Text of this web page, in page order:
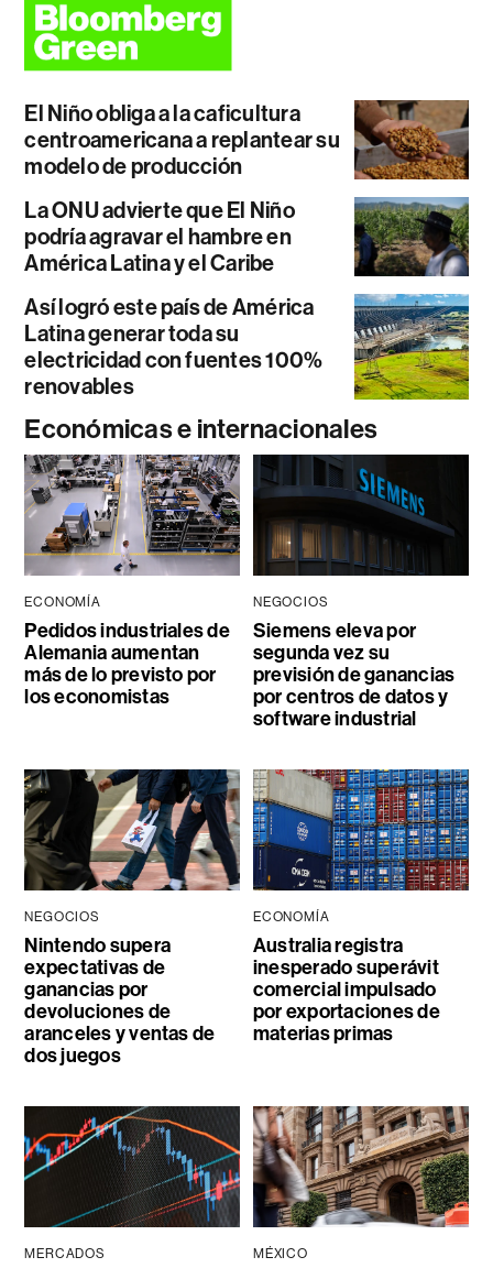
El Niño obliga a la caficultura
centroamericana a replantear su
modelo de producción
La ONU advierte que El Niño
podría agravar el hambre en
América Latina y el Caribe
Así logró este país de América
Latina generar toda su
electricidad con fuentes 100%
renovables
Económicas e internacionales
ECONOMÍA
Pedidos industriales de
Alemania aumentan
más de lo previsto por
los economistas
NEGOCIOS
Siemens eleva por
segunda vez su
previsión de ganancias
por centros de datos y
software industrial
NEGOCIOS
Nintendo supera
expectativas de
ganancias por
devoluciones de
aranceles y ventas de
dos juegos
ECONOMÍA
Australia registra
inesperado superávit
comercial impulsado
por exportaciones de
materias primas
MERCADOS MÉXICO